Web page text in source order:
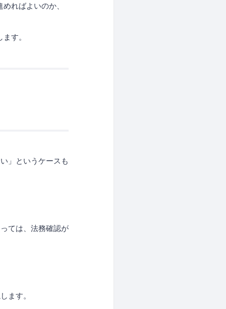
ればよいのか、
す。
」というケースも
ては、法務確認が
ます。